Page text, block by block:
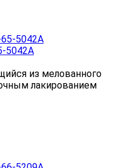
5042А
из мелованного
лакированием